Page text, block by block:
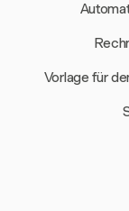
Vorlage für